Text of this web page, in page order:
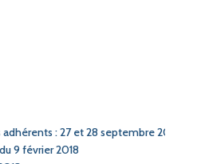
: 27 et 28 septembre 2018
9 février 2018